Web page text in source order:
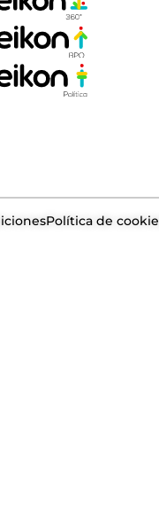
Política de